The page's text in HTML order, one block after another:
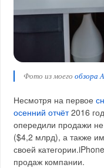
Фото из моегообзора
Несмотря на первое
осенний отчёт2016
опередили продажи
($4,2 млрд), а также
своей
продаж компании.